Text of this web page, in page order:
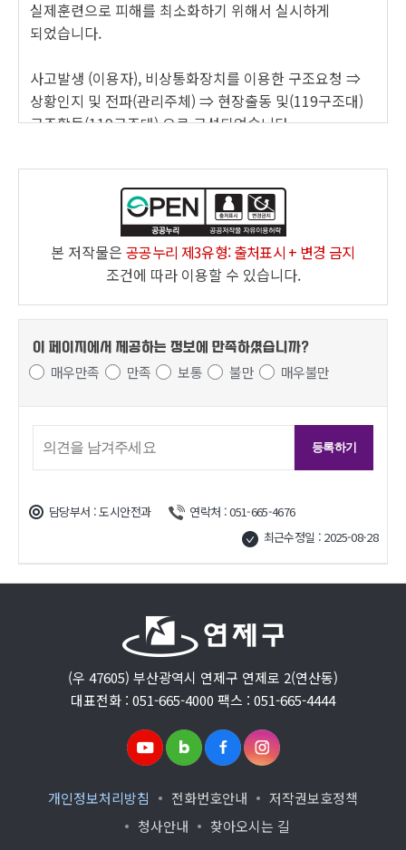
실제훈련으로 피해를 최소화하기 위해서 실시하게
되었습니다.
사고발생 (이용자), 비상통화장치를 이용한 구조요청 ⇒
상황인지 및 전파(관리주체) ⇒ 현장출동 및(119구조대)
구조활동(119구조대) 으로 구성되었습니다.
2015년 10월 29일 부산광역시 연제구청에서 민원업무를
위해 방문한 승객 2명이 1층에서 승강기에 탑승하여
올라가던 중 갑자기 멈춰버린 사고가 발생하여 승강기
내에 승객 2명이 갇히는 사고가 발생하였다.
비상통화버튼을 이용한 구조요청
-업체 : 네! 비엘티 중앙엘리베이터입니다.
-업체 : 지금 무슨 일이신가요?
-승객(1):1층에서 위로 올라가다가 승강기가 멈췄습니다.
-업체 : 당황하지 마시고, 지금 비상조명은 켜져 있습니까?
있습니까? 노약자와,어린이,그리고,다친분은없습니까?
-승객(1):승객은 저하고 2명인데 승객 한분을 보니까 지금
가슴을 부여잡고 있네요 빠리 좀 구해주시고 1층에서
-업체 : 지금 우리 직원들이 119에 구조요청을 했습니다.
당황하지 마시고 조금만 기다려주세요.
그리고, 인터폰 위에 7자리로 된 숫자가 있습니다..
불러주시겠습니까?
-승객(1): 아~ 어디 있지요?
입니다.
-승객(1) : (확인 후) 네. 8052-636번 입니다.
본 저작물은공공누리 제3유형: 출처표시 + 변경 금지
조건에 따라 이용할 수 있습니다.
담당부서 : 도시안전과
연락처 : 051-665-4676
최근수정일 : 2025-08-28
이 페이지에서 제공하는 정보에 만족하셨습니까?
매우만족 만족 보통 불만 매우불만
(우 47605) 부산광역시 연제구 연제로 2(연산동)
대표전화 : 051-665-4000 팩스 : 051-665-4444
개인정보처리방침 전화번호안내
저작권보호정책
청사안내
찾아오시는 길